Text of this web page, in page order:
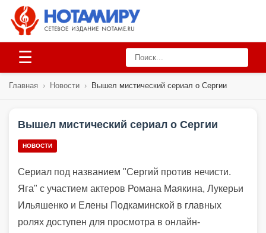
☰
Главная › Новости › Вышел мистический сериал о Сергии
Вышел мистический сериал о Сергии
НОВОСТИ
Сериал под названием "Сергий против нечисти.
Яга" с участием актеров Романа Маякина, Лукерьи
Ильяшенко и Елены Подкаминской в главных
ролях доступен для просмотра в онлайн-